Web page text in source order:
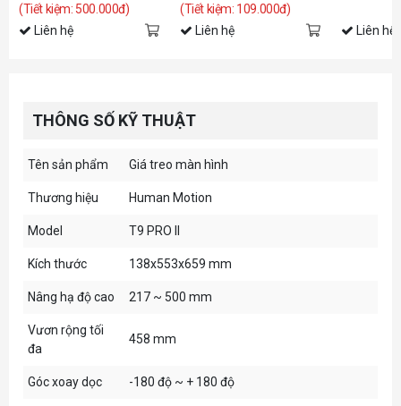
(Tiết kiệm: 500.000đ)
Liên hệ
(Tiết kiệm: 109.000đ)
Liên hệ Liên hệ
THÔNG SỐ KỸ THUẬT
Tên sản phẩm Giá treo màn hình
Thương hiệu Human Motion
Model T9 PRO II
Kích thước 138x553x659 mm
Nâng hạ độ cao 217 ~ 500 mm
Vươn rộng tối
đa
458 mm
Góc xoay dọc -180 độ ~ + 180 độ